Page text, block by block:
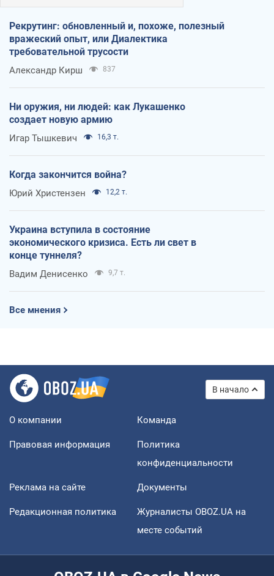
Рекрутинг: обновленный и, похоже, полезный
вражеский опыт, или Диалектика
требовательной трусости
Александр Кирш 837
Ни оружия, ни людей: как Лукашенко
создает новую армию
Игар Тышкевич 16,3 т.
Когда закончится война?
Юрий Христензен 12,2 т.
Украина вступила в состояние
экономического кризиса. Есть ли свет в
конце туннеля?
Вадим Денисенко 9,7 т.
Все мнения
В начало
О компании Команда
Правовая информация
Политика
конфиденциальности
Реклама на сайте Документы
Редакционная политика
Журналисты OBOZ.UA на
месте событий